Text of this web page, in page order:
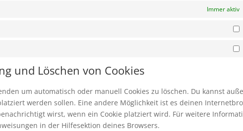
Immer aktiv
und Löschen von Cookies
um automatisch oder manuell Cookies zu löschen. Du kannst
werden sollen. Eine andere Möglichkeit ist es deinen
wirst, wenn ein Cookie platziert wird. Für weitere
in der Hilfesektion deines Browsers.